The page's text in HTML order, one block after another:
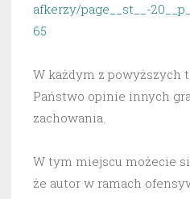
afkerzy/page__st__-
65
W każdym z powyższych
Państwo opinie innych
zachowania.
W tym miejscu możecie
że autor w ramach